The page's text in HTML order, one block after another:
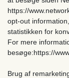
https://
opt-out
statistikken for
For mere
besøge:https://
Brug af